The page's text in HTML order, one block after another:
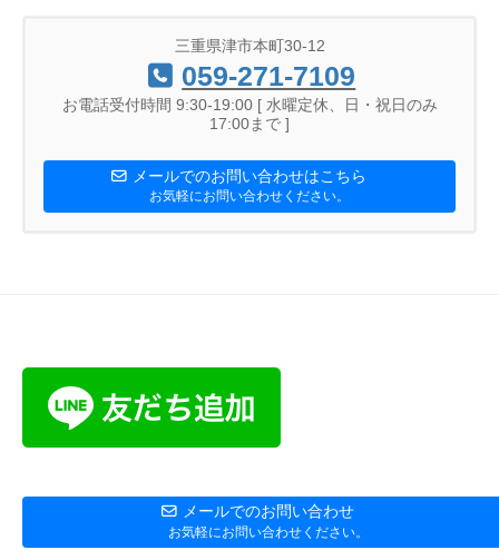
三重県津市本町30-12
059-271-7109
お電話受付時間 9:30-19:00 [ 水曜定休、日・祝日のみ
17:00まで ]
メールでのお問い合わせはこちら
お気軽にお問い合わせください。
メールでのお問い合わせ
お気軽にお問い合わせください。